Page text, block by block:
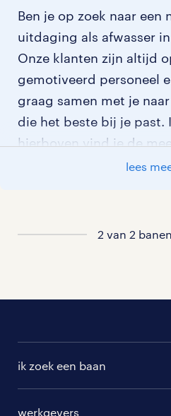
Ben je op zoek naar een
uitdaging als afwasser
Onze klanten zijn altijd
gemotiveerd personeel
graag samen met je
die het beste bij je past.
hierboven vind je de
afwasser vacatures in
Ben je er nog niet
schoonmaak vacatures
onze uitzendbureau’s in
lees
2 van 2
ik zoek een baan
werkgevers